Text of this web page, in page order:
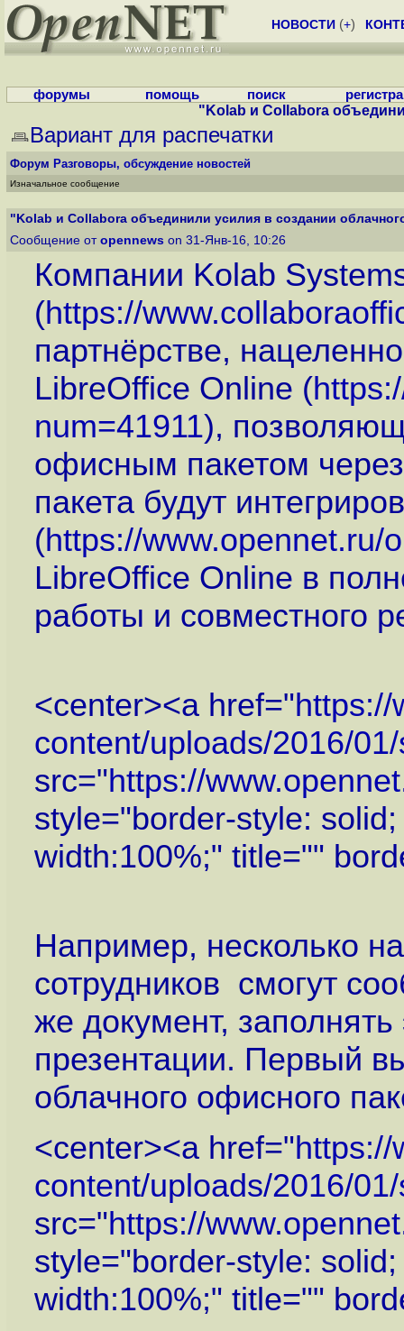
НОВОСТИ (+)
форумы помощь поиск
"Kolab и Collabora
Вариант для распечатки
Форум Разговоры, обсуждение новостей
Изначальное сообщение
"Kolab и Collabora объединили усилия в создании
Сообщение от opennews on 31-Янв-16, 10:26
Компании Kolab
(https://
партнёрстве,
LibreOffice Online (
num=41911),
офисным пакетом
пакета будут
(https://www.opennet.ru/
LibreOffice Online в
работы и совместного
<center><a href="https://
content/uploads/2016/
src="https://
style="border-style:
width:100%;" title=""
Например, несколько
сотрудников смогут
же документ,
презентации. Первый
облачного офисного
<center><a href="https://
content/uploads/2016/
src="https://
style="border-style:
width:100%;" title=""